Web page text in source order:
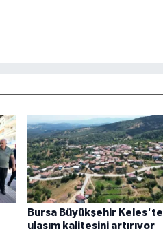
Bursa Büyükşehir Keles'te
ulaşım kalitesini artırıyor